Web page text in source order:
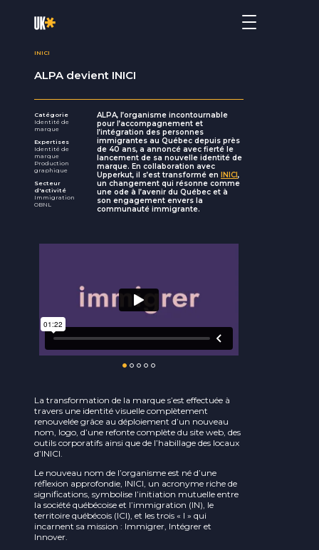
INICI
ALPA devient INICI
Catégorie
Identité de
marque
Expertises
Identité de
marque
Production
graphique
Secteur
d'activité
Immigration
OBNL
ALPA, l’organisme incontournable
pour l’accompagnement et
l’intégration des personnes
immigrantes au Québec depuis près
de 40 ans, a annoncé avec fierté le
lancement de sa nouvelle identité de
marque. En collaboration avec
Upperkut, il s’est transformé en INICI,
un changement qui résonne comme
une ode à l’avenir du Québec et à
son engagement envers la
communauté immigrante.
La transformation de la marque s’est effectuée à
travers une identité visuelle complètement
renouvelée grâce au déploiement d’un nouveau
nom, logo, d’une refonte complète du site web, des
outils corporatifs ainsi que de l’habillage des locaux
d’INICI.
Le nouveau nom de l’organisme est né d’une
réflexion approfondie, INICI, un acronyme riche de
significations, symbolise l’initiation mutuelle entre
la société québécoise et l’immigration (IN), le
territoire québécois (ICI), et les trois « I » qui
incarnent sa mission : Immigrer, Intégrer et
Innover.